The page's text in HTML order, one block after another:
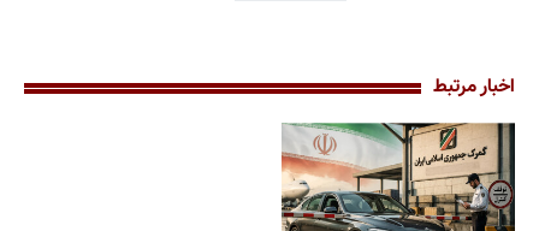
اخبار مرتبط